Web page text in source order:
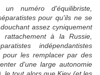
un numéro d'équilibriste,
pour qu'ils ne se
assez cyniquement
à la Russie,
indépendantistes
pour les remplacer par des
d'une large autonomie